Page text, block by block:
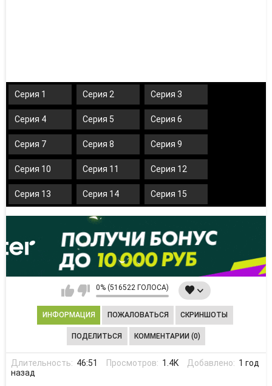
Серия 1 Серия 2 Серия 3
Серия 4 Серия 5 Серия 6
Серия 7 Серия 8 Серия 9
Серия 10 Серия 11 Серия 12
Серия 13 Серия 14 Серия 15
0% (516522 ГОЛОСА)
ИНФОРМАЦИЯ ПОЖАЛОВАТЬСЯ СКРИНШОТЫ
ПОДЕЛИТЬСЯ КОММЕНТАРИИ (0)
Длительность: 46:51 Просмотров: 1.4K Добавлено: 1 год
назад